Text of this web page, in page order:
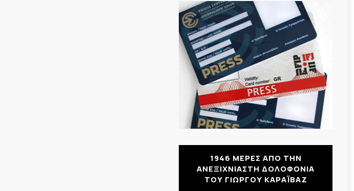
1946 ΜΕΡΕΣ ΑΠΟ ΤΗΝ
ΑΝΕΞΙΧΝΙΑΣΤΗ ΔΟΛΟΦΟΝΙΑ
ΤΟΥ ΓΙΩΡΓΟΥ ΚΑΡΑΪΒΑΖ